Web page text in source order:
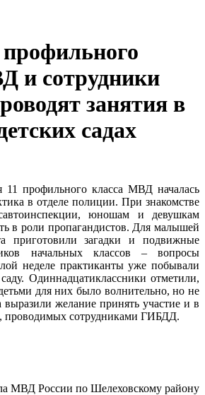
и сотрудники
занятия в
садах
профильного класса МВД началась
в отделе полиции. При знакомстве
юношам и девушкам
в роли пропагандистов. Для малышей
приготовили загадки и подвижные
начальных классов – вопросы
неделе практиканты уже побывали
Одиннадцатиклассники отметили,
для них было волнительно, но не
желание принять участие и в
проводимых сотрудниками ГИБДД.
МВД России по Шелеховскому району